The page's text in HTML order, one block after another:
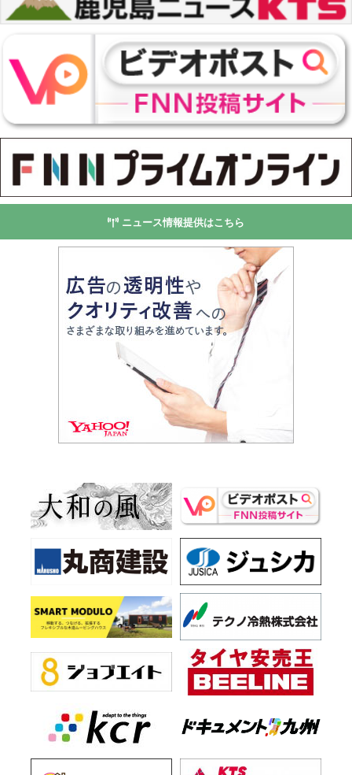
ニュース情報提供はこちら